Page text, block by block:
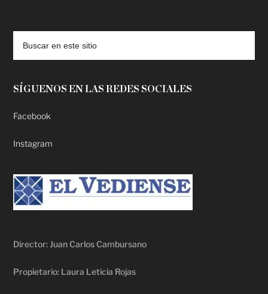
SÍGUENOS EN LAS REDES SOCIALES
Facebook
Instagram
Director: Juan Carlos Cambursano
Propietario: Laura Leticia Rojas